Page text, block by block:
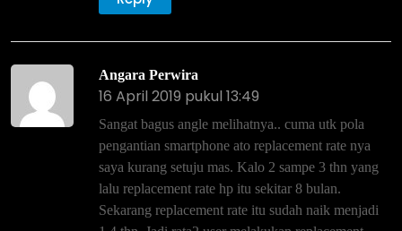
Angara Perwira
16 April 2019 pukul 13:49
Sangat bagus angle melihatnya.. cuma utk pola
pengantian smartphone ato replacement rate nya
saya kurang setuju mas. Kalo 2 sampe 3 thn yang
lalu replacement rate hp itu sekitar 8 bulan.
Sekarang replacement rate itu sudah naik menjadi